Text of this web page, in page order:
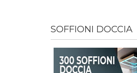
SOFFIONI DOCCIA